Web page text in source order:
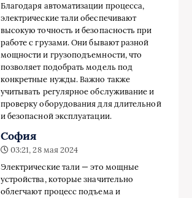
Благодаря автоматизации процесса,
электрические тали обеспечивают
высокую точность и безопасность при
работе с грузами. Они бывают разной
мощности и грузоподъемности, что
позволяет подобрать модель под
конкретные нужды. Важно также
учитывать регулярное обслуживание и
проверку оборудования для длительной
и безопасной эксплуатации.
София
03:21, 28 мая 2024
Электрические тали — это мощные
устройства, которые значительно
облегчают процесс подъема и